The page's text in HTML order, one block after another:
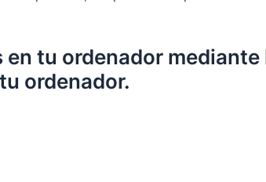
tu ordenador mediante
ordenador.